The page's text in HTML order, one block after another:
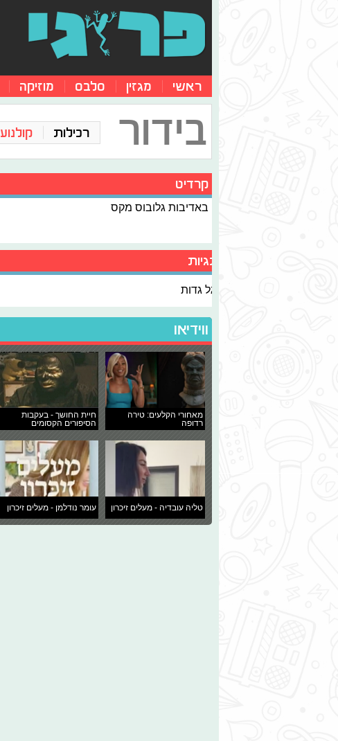
ראשי מגזין סלבס מוזיקה
בידור רכילות קולנוע
קרדיט
באדיבות גלובוס מקס
תגיות
גל גדות
ווידיאו
מאחורי הקלעים: טירה
רדופה
חיית החושך - בעקבות
הסיפורים הקסומים
טליה עובדיה - מעלים זיכרון עומר נודלמן - מעלים זיכרון